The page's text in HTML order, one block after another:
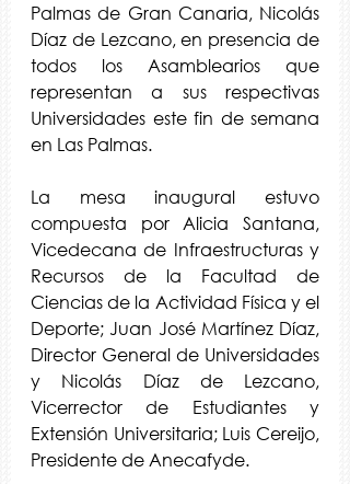
Palmas de Gran Canaria, Nicolás
Díaz de Lezcano, en presencia de
todos los Asamblearios que
representan a sus respectivas
Universidades este fin de semana
en Las Palmas.
La mesa inaugural estuvo
compuesta por Alicia Santana,
Vicedecana de Infraestructuras y
Recursos de la Facultad de
Ciencias de la Actividad Física y el
Deporte; Juan José Martínez Díaz,
Director General de Universidades
y Nicolás Díaz de Lezcano,
Vicerrector de Estudiantes y
Extensión Universitaria; Luis Cereijo,
Presidente de Anecafyde.